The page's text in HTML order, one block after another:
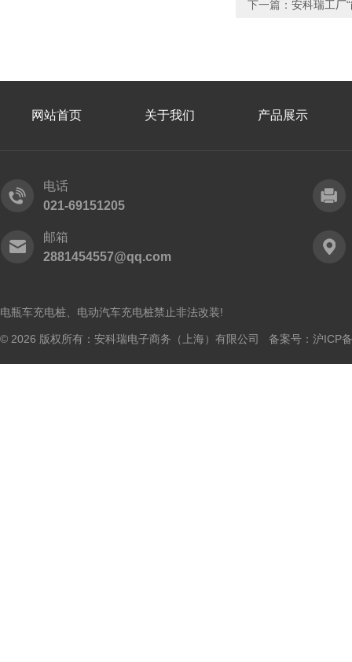
下一篇： 安科瑞工厂
网站首页 关于我们 产品展示
电话
021-69151205
邮箱
2881454557@qq.com
电瓶车充电桩、电动汽车充电桩禁止非法改装!
© 2026 版权所有：安科瑞电子商务（上海）有限公司 备案号： 沪ICP